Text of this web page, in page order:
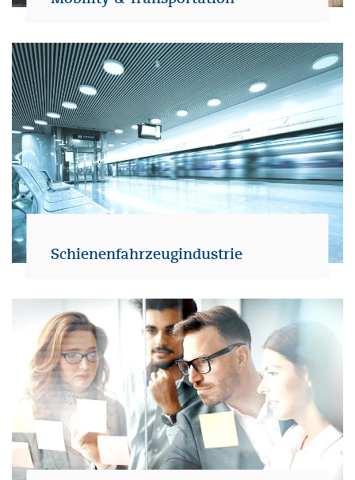
Schienenfahrzeugindustrie